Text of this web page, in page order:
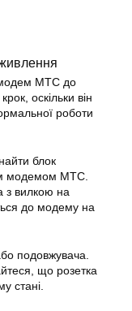
модем МТС до
оскільки він
роботи
блок
модемом МТС.
з вилкою на
до модему на
подовжувача.
що розетка
стані.